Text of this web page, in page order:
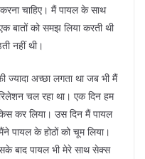
चाहिए। मैं पायल के साथ
बातों को समझ लिया करती थी
नहीं थी।
अच्छा लगता था जब भी मैं
चल रहा था। एक दिन हम
कर लिया। उस दिन मैं पायल
के होठों को चूम लिया।
बाद पायल भी मेरे साथ सेक्स